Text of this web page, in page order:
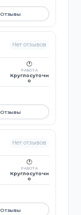
Отзывы
Нет отзывов
🕐
РАБОТА
Круглосуточн
о
Отзывы
Нет отзывов
🕐
РАБОТА
Круглосуточн
о
Отзывы